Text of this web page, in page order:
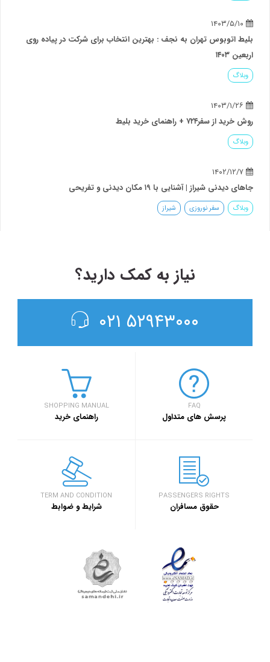
بلیط اتوبوس تهران به نجف : بهترین انتخاب برای شرکت در پیاده روی
اربعین ۱۴۰۳
وبلاگ
روش خرید از سفر۷۲۴ + راهنمای خرید بلیط
وبلاگ
جاهای دیدنی شیراز | آشنایی با ۱۹ مکان دیدنی و تفریحی
وبلاگ سفر نوروزی شیراز
نیاز به کمک دارید؟
۵۲۹۴۳۰۰۰ ۰۲۱
SHOPPING MANUAL
راهنمای خرید
FAQ
پرسش های متداول
TERM AND CONDITION
شرایط و ضوابط
PASSENGERS RIGHTS
حقوق مسافران